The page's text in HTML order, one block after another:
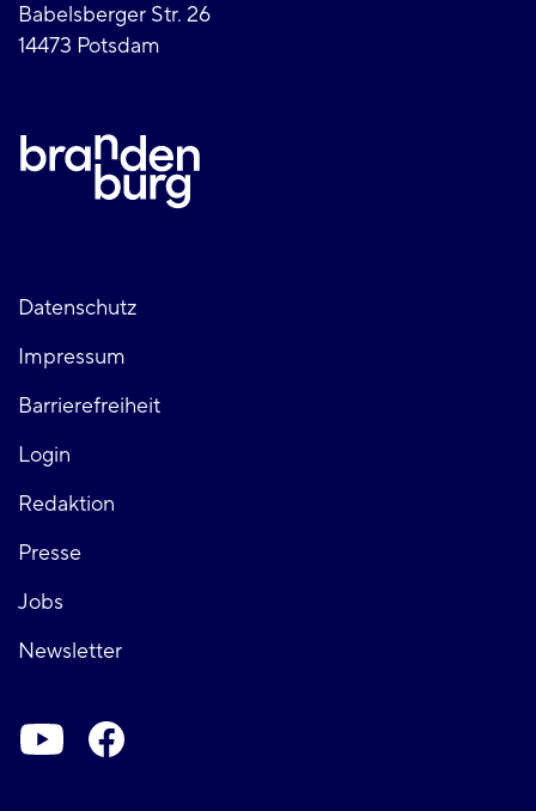
Babelsberger Str. 26
14473 Potsdam
Fußzeile
links
Datenschutz
Impressum
Barrierefreiheit
Login
Fußzeile
rechts
Redaktion
Presse
Jobs
Newsletter
Soziale-